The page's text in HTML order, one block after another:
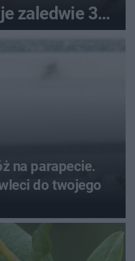
zaledwie 3
na parapecie.
do twojego